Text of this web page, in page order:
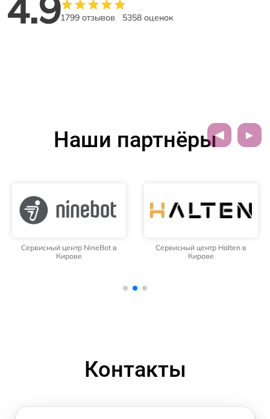
1799 отзывов 5358 оценок
Наши партнёры
Сервисный центр NineBot в
Кирове
Сервисный центр Halten в
Кирове
Контакты